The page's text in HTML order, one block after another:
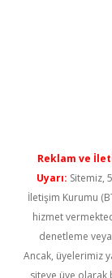
Reklam ve
Uyarı: Sitemiz,
İletişim Kurumu
hizmet
denetleme
Ancak, üyelerimiz
siteye üye olarak